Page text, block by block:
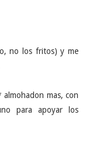
no los fritos) y me
mas, con
para apoyar los